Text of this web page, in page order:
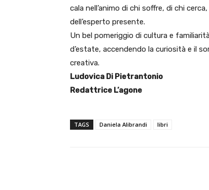
cala nell’animo di chi soffre, di chi
dell’esperto presente.
Un bel pomeriggio di cultura e
d’estate, accendendo la curiosità e il
creativa.
Ludovica Di Pietrantonio
Redattrice L’agone
TAGS Daniela Alibrandi libri